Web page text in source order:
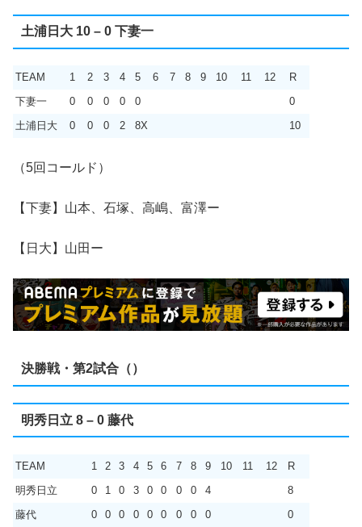
土浦日大 10 – 0 下妻一
TEAM 1 2 3 4 5 6 7 8 9 10 11 12
R
下妻一
0 0 0 0 0
0
土浦日大
0 0 0 2 8X 10
（5回コールド）
【下妻】山本、石塚、高嶋、富澤ー
【日大】山田ー
決勝戦・第2試合（）
明秀日立 8 – 0 藤代
TEAM 1 2 3 4 5 6 7 8 9 10 11 12
R
明秀日立
0 1 0 3 0 0 0 0 4
8
藤代
0 0 0 0 0 0 0 0 0 0